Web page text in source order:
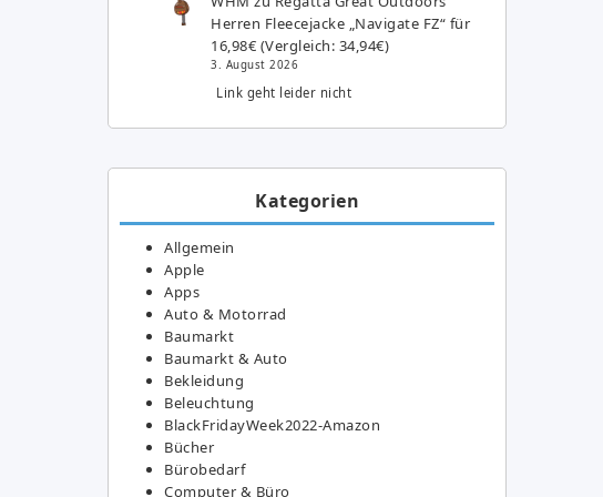
Herren Fleecejacke „Navigate FZ“ für
16,98€ (Vergleich: 34,94€)
3. August 2026
Link geht leider nicht
Kategorien
Allgemein
Apple
Apps
Auto & Motorrad
Baumarkt
Baumarkt & Auto
Bekleidung
Beleuchtung
BlackFridayWeek2022-Amazon
Bücher
Bürobedarf
Computer & Büro